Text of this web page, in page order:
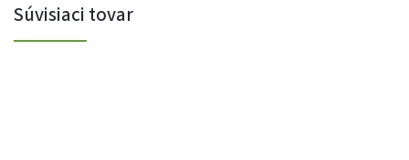
Súvisiaci tovar